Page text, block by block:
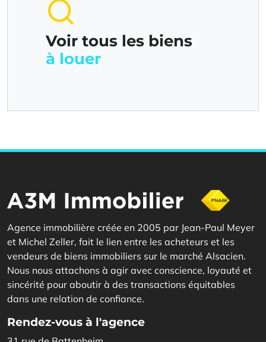
Voir tous les biens
à louer
Agence immobilière créée en 2005 par Jean-Paul Meyer
et Michel Zeller, fait le lien entre les acheteurs et les
vendeurs de biens immobiliers sur le marché Alsacien.
Nous nous attachons à agir avec conscience, loyauté et
sincérité pour aboutir à des transactions équitables
dans une relation de confiance.
Rendez-vous à l'agence